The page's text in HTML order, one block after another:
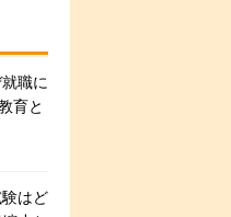
職に
育と
験はど